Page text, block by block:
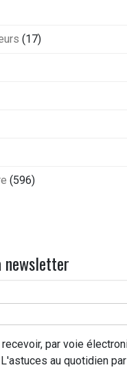
(17)
(596)
newsletter
par voie
au quotidien par